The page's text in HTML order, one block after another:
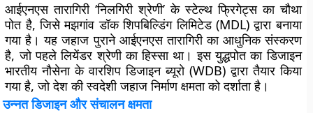
आईएनएस तारागिरी ‘निलगिरी श्रेणी’ के स्टेल्थ फ्रिगेट्स का चौथा
पोत है, जिसे मझगांव डॉक शिपबिल्डिंग लिमिटेड (MDL) द्वारा बनाया
गया है। यह जहाज पुराने आईएनएस तारागिरी का आधुनिक संस्करण
है, जो पहले लियेंडर श्रेणी का हिस्सा था। इस युद्धपोत का डिजाइन
भारतीय नौसेना के वारशिप डिजाइन ब्यूरो (WDB) द्वारा तैयार किया
गया है, जो देश की स्वदेशी जहाज निर्माण क्षमता को दर्शाता है।
उन्नत डिजाइन और संचालन क्षमता